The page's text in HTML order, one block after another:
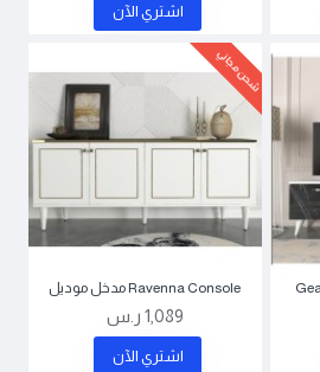
اشتري اﻵن
شحن مجاني
Ravenna Console مدخل موديل
1,089 ر.س
اشتري اﻵن